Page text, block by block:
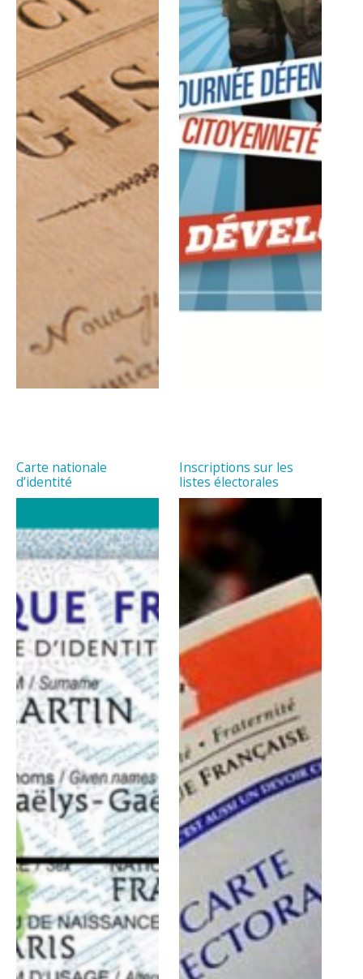
Carte nationale
d’identité
Inscriptions sur les
listes électorales